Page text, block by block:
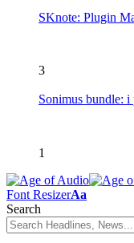
SKnote: Plugin
3
Sonimus bundle: i
1
Font ResizerAa
Search